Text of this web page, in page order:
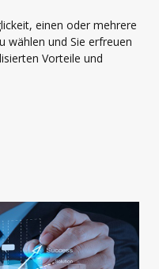
einen oder mehrere
wählen und Sie erfreuen
Vorteile und